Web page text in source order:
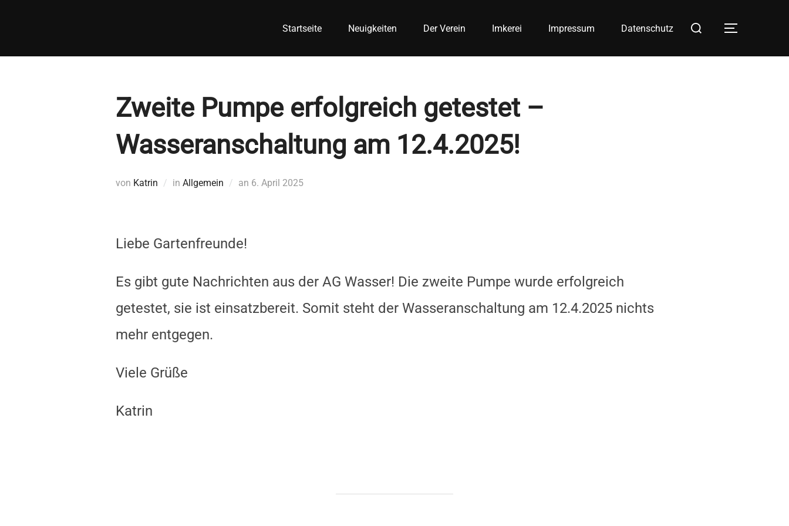
Startseite Neuigkeiten Der Verein Imkerei Impressum Datenschutz
Suchen
Zweite Pumpe erfolgreich getestet –
Wasseranschaltung am 12.4.2025!
von Katrin in Allgemein an Veröffentlicht
6. April 2025
Liebe Gartenfreunde!
Es gibt gute Nachrichten aus der AG Wasser! Die zweite Pumpe wurde erfolgreich
getestet, sie ist einsatzbereit. Somit steht der Wasseranschaltung am 12.4.2025 nichts
mehr entgegen.
Viele Grüße
Katrin